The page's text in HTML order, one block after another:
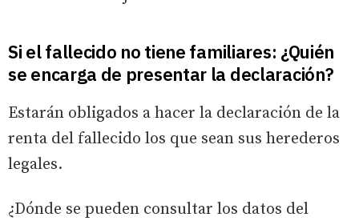
Si el fallecido no tiene familiares: ¿Quién
se encarga de presentar la declaración?
Estarán obligados a hacer la declaración de la
renta del fallecido los que sean sus herederos
legales.
¿Dónde se pueden consultar los datos del